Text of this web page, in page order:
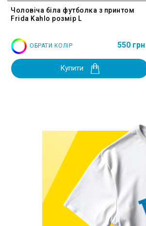
Чоловіча біла футболка з принтом
Frida Kahlo розмір L
ОБРАТИ КОЛІР 550 грн
Купити